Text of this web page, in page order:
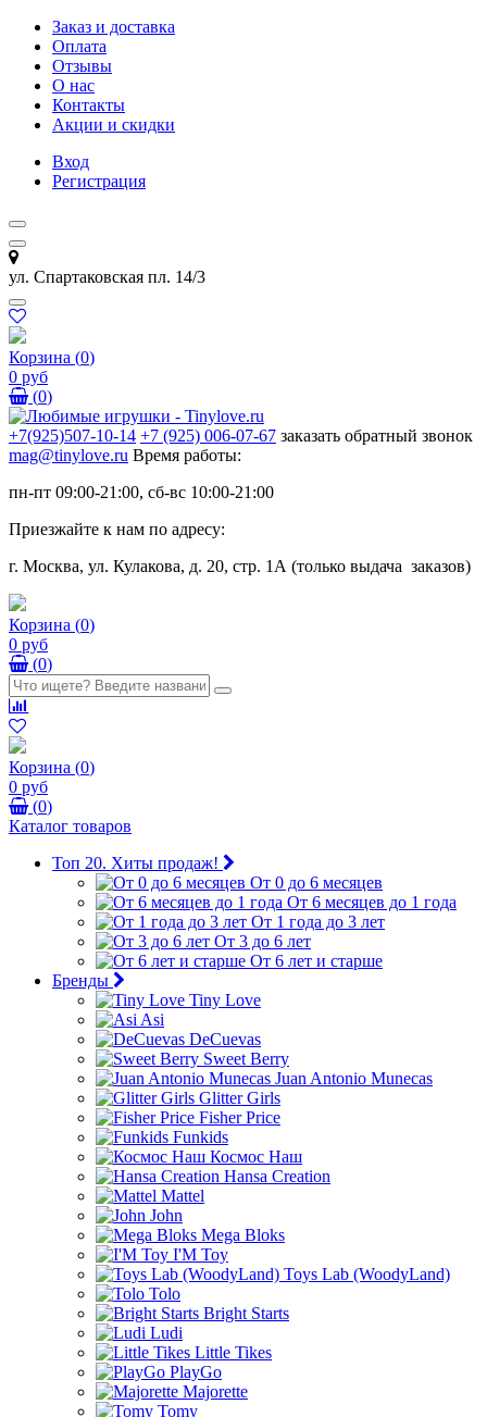
Заказ и доставка
Оплата
Отзывы
О нас
Контакты
Акции и скидки
Вход
Регистрация
ул. Спартаковская пл. 14/3
Корзина (0)
0 руб
(0)
+7(925)507-10-14 +7 (925) 006-07-67 заказать обратный звонок
mag@tinylove.ru Время работы:
пн-пт 09:00-21:00, сб-вс 10:00-21:00
Приезжайте к нам по адресу:
г. Москва, ул. Кулакова, д. 20, стр. 1А (только выдача заказов)
Корзина (0)
0 руб
(0)
Корзина (0)
0 руб
(0)
Каталог товаров
Топ 20. Хиты продаж!
От 0 до 6 месяцев
От 6 месяцев до 1 года
От 1 года до 3 лет
От 3 до 6 лет
От 6 лет и старше
Бренды
Tiny Love
Asi
DeCuevas
Sweet Berry
Juan Antonio Munecas
Glitter Girls
Fisher Price
Funkids
Космос Наш
Hansa Creation
Mattel
John
Mega Bloks
I'M Toy
Toys Lab (WoodyLand)
Tolo
Bright Starts
Ludi
Little Tikes
PlayGo
Majorette
Tomy